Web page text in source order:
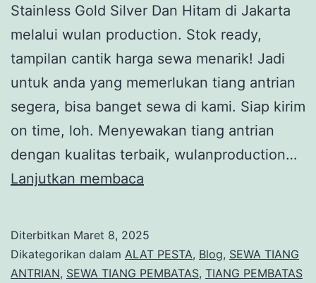
Stainless Gold Silver Dan Hitam di Jakarta
melalui wulan production. Stok ready,
tampilan cantik harga sewa menarik! Jadi
untuk anda yang memerlukan tiang antrian
segera, bisa banget sewa di kami. Siap kirim
on time, loh. Menyewakan tiang antrian
dengan kualitas terbaik, wulanproduction…
Lanjutkan membaca
Stainless
Gold
Diterbitkan Maret 8, 2025
Dikategorikan dalam ALAT PESTA, Blog, SEWA TIANG
ANTRIAN, SEWA TIANG PEMBATAS, TIANG PEMBATAS